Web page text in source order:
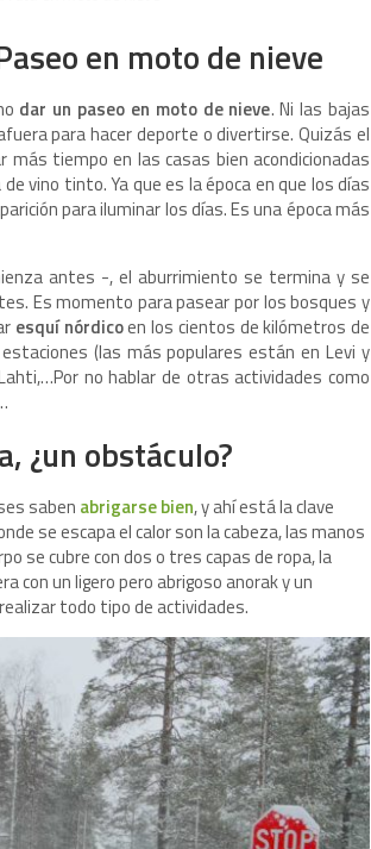
en moto de nieve
dar un paseo en moto de nieve. Ni las bajas
para hacer deporte o divertirse. Quizás el
tiempo en las casas bien acondicionadas
vino tinto. Ya que es la época en que los días
para iluminar los días. Es una época más
antes -, el aburrimiento se termina y se
Es momento para pasear por los bosques y
esquí nórdicoen los cientos de kilómetros de
(las más populares están en Levi y
no hablar de otras actividades como
¿un obstáculo?
saben abrigarse bien, y ahí está la clave
se escapa el calor son la cabeza, las manos
se cubre con dos o tres capas de ropa, la
con un ligero pero abrigoso anorak y un
todo tipo de actividades.